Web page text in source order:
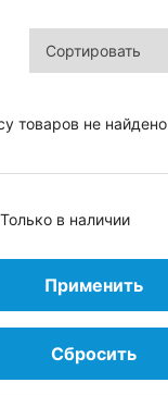
Только в наличии
Применить
Сбросить
товаров не найдено